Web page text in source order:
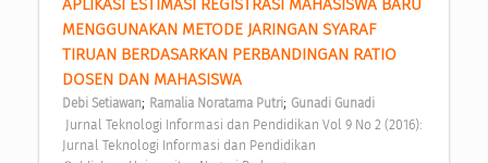
APLIKASI ESTIMASI REGISTRASI MAHASISWA BARU
MENGGUNAKAN METODE JARINGAN SYARAF
TIRUAN BERDASARKAN PERBANDINGAN RATIO
DOSEN DAN MAHASISWA
Debi Setiawan; Ramalia Noratama Putri; Gunadi Gunadi
Jurnal Teknologi Informasi dan Pendidikan